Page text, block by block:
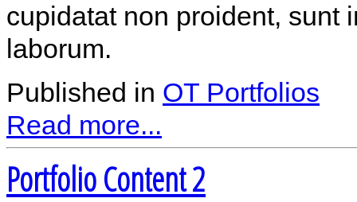
cupidatat non proident, sunt
laborum.
Published in OT Portfolios
Read more...
Portfolio Content 2